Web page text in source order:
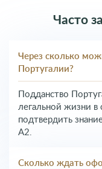
Часто
Через сколько
Португалии?
Подданство
легальной жизни в
подтвердить
A2.
Сколько ждать